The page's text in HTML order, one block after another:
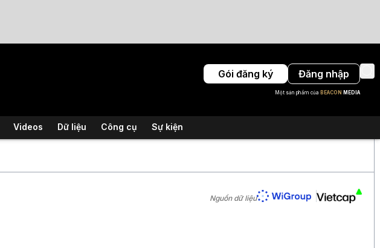
Gói đăng ký Đăng nhập
Một sản phẩm của BEACON MEDIA
Videos Dữ liệu Công cụ Sự kiện
Nguồn dữ liệu